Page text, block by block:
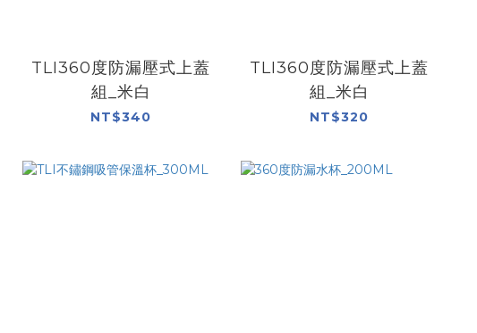
TLI360度防漏壓式上蓋
組_米白
NT$340
TLI360度防漏壓式上蓋
組_米白
NT$320